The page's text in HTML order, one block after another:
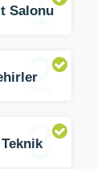
Salonu
2
3